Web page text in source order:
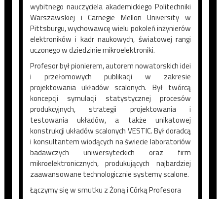
wybitnego nauczyciela akademickiego Politechniki
Warszawskiej i Carnegie Mellon University w
Pittsburgu, wychowawcę wielu pokoleń inżynierów
elektroników i kadr naukowych, światowej rangi
uczonego w dziedzinie mikroelektroniki.
Profesor był pionierem, autorem nowatorskich idei
i przełomowych publikacji w zakresie
projektowania układów scalonych. Był twórcą
koncepcji symulacji statystycznej procesów
produkcyjnych, strategii projektowania i
testowania układów, a także unikatowej
konstrukcji układów scalonych VESTIC. Był doradcą
i konsultantem wiodących na świecie laboratoriów
badawczych uniwersyteckich oraz firm
mikroelektronicznych, produkujących najbardziej
zaawansowane technologicznie systemy scalone.
Łączymy się w smutku z Żoną i Córką Profesora